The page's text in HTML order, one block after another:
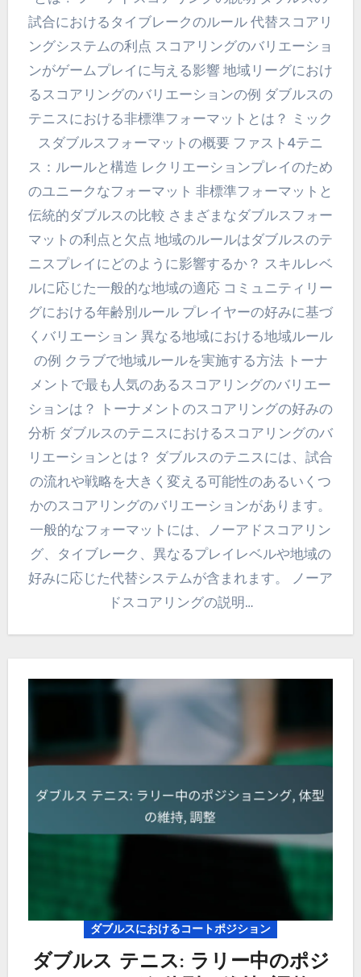
試合におけるタイブレークのルール 代替スコアリ
ングシステムの利点 スコアリングのバリエーショ
ンがゲームプレイに与える影響 地域リーグにおけ
るスコアリングのバリエーションの例 ダブルスの
テニスにおける非標準フォーマットとは？ ミック
スダブルスフォーマットの概要 ファスト4テニ
ス：ルールと構造 レクリエーションプレイのため
のユニークなフォーマット 非標準フォーマットと
伝統的ダブルスの比較 さまざまなダブルスフォー
マットの利点と欠点 地域のルールはダブルスのテ
ニスプレイにどのように影響するか？ スキルレベ
ルに応じた一般的な地域の適応 コミュニティリー
グにおける年齢別ルール プレイヤーの好みに基づ
くバリエーション 異なる地域における地域ルール
の例 クラブで地域ルールを実施する方法 トーナ
メントで最も人気のあるスコアリングのバリエー
ションは？ トーナメントのスコアリングの好みの
分析 ダブルスのテニスにおけるスコアリングのバ
リエーションとは？ ダブルスのテニスには、試合
の流れや戦略を大きく変える可能性のあるいくつ
かのスコアリングのバリエーションがあります。
一般的なフォーマットには、ノーアドスコアリン
グ、タイブレーク、異なるプレイレベルや地域の
好みに応じた代替システムが含まれます。 ノーア
ドスコアリングの説明…
ダブルスにおけるコートポジション
ダブルス テニス: ラリー中のポジ